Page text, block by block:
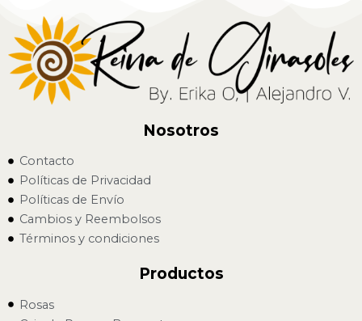
Nosotros
Contacto
Políticas de Privacidad
Políticas de Envío
Cambios y Reembolsos
Términos y condiciones
Productos
Rosas